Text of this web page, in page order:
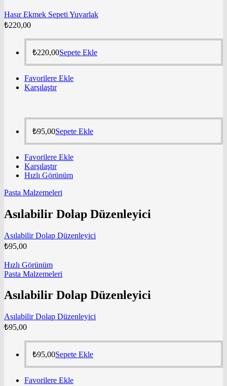
Hasır Ekmek Sepeti Yuvarlak
₺220,00
₺220,00Sepete Ekle
Favorilere Ekle
Karşılaştır
₺95,00Sepete Ekle
Favorilere Ekle
Karşılaştır
Hızlı Görünüm
Pasta Malzemeleri
Asılabilir Dolap Düzenleyici
Asılabilir Dolap Düzenleyici
₺95,00
Hızlı Görünüm
Pasta Malzemeleri
Asılabilir Dolap Düzenleyici
Asılabilir Dolap Düzenleyici
₺95,00
₺95,00Sepete Ekle
Favorilere Ekle